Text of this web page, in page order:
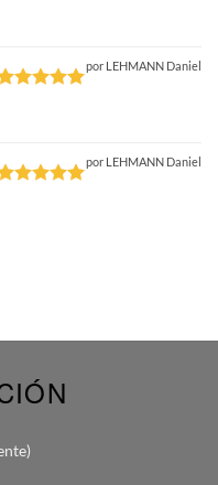
por LEHMANN Daniel
por LEHMANN Daniel